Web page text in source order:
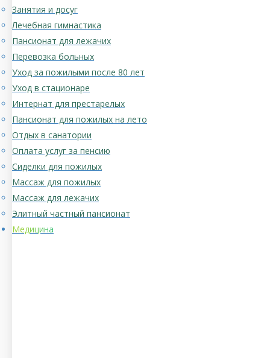
Занятия и досуг
Лечебная гимнастика
Пансионат для лежачих
Перевозка больных
Уход за пожилыми после 80 лет
Уход в стационаре
Интернат для престарелых
Пансионат для пожилых на лето
Отдых в санатории
Оплата услуг за пенсию
Сиделки для пожилых
Массаж для пожилых
Массаж для лежачих
Элитный частный пансионат
Медицина